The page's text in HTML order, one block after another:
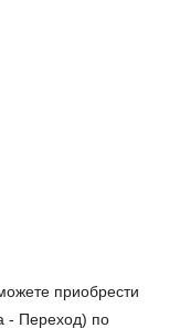
приобрести
- Переход) по